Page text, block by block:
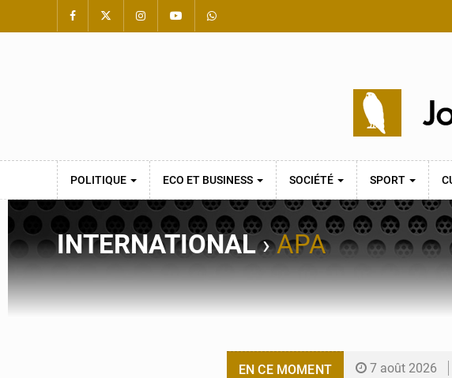
POLITIQUE ECO ET BUSINESS SOCIÉTÉ SPORT
INTERNATIONAL›APA
EN CE MOMENT 7 août 2026